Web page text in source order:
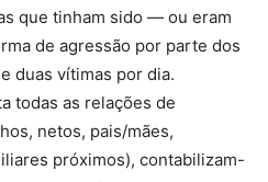
que tinham sido — ou eram
de agressão por parte dos
duas vítimas por dia.
todas as relações de
netos, pais/mães,
próximos), contabilizam-